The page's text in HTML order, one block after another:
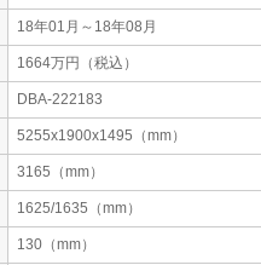
18年01月～18年08月
1664万円（税込）
DBA-222183
5255x1900x1495（mm）
3165（mm）
1625/1635（mm）
130（mm）